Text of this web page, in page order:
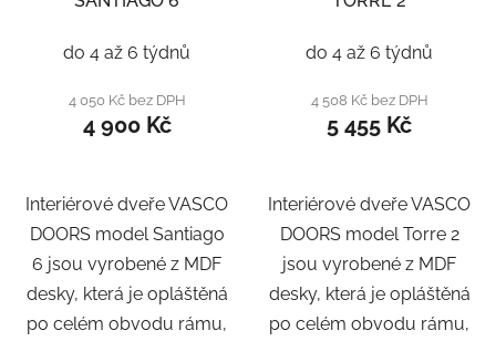
do 4 až 6 týdnů
4 050 Kč bez DPH
4 900 Kč
Interiérové dveře VASCO
DOORS model Santiago
6 jsou vyrobené z MDF
desky, která je opláštěná
po celém obvodu rámu,
do 4 až 6 týdnů
4 508 Kč bez DPH
5 455 Kč
Interiérové dveře VASCO
DOORS model Torre 2
jsou vyrobené z MDF
desky, která je opláštěná
po celém obvodu rámu,